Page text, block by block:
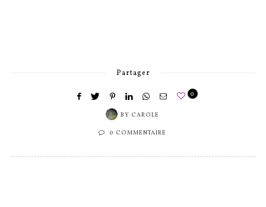
Partager
BY CAROLE
0
0 COMMENTAIRE